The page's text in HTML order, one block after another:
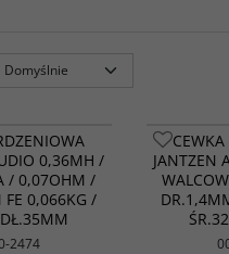
0,36MH /
/ 0,07OHM /
0,066KG /
2474
JANTZEN